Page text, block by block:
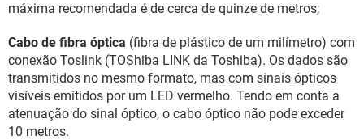
máxima recomendada é de cerca de quinze de metros;
Cabo de fibra óptica (fibra de plástico de um milímetro) com
conexão Toslink (TOShiba LINK da Toshiba). Os dados são
transmitidos no mesmo formato, mas com sinais ópticos
visíveis emitidos por um LED vermelho. Tendo em conta a
atenuação do sinal óptico, o cabo óptico não pode exceder
10 metros.